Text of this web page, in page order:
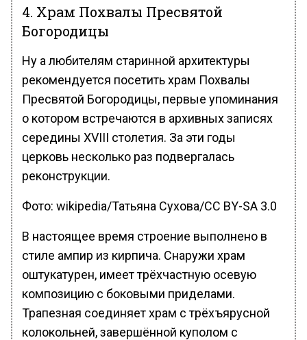
4. Храм Похвалы Пресвятой
Богородицы
Ну а любителям старинной архитектуры
рекомендуется посетить храм Похвалы
Пресвятой Богородицы, первые упоминания
о котором встречаются в архивных записях
середины XVIII столетия. За эти годы
церковь несколько раз подвергалась
реконструкции.
Фото: wikipedia/Татьяна Сухова/CC BY-SA 3.0
В настоящее время строение выполнено в
стиле ампир из кирпича. Снаружи храм
оштукатурен, имеет трёхчастную осевую
композицию с боковыми приделами.
Трапезная соединяет храм с трёхъярусной
колокольней, завершённой куполом с